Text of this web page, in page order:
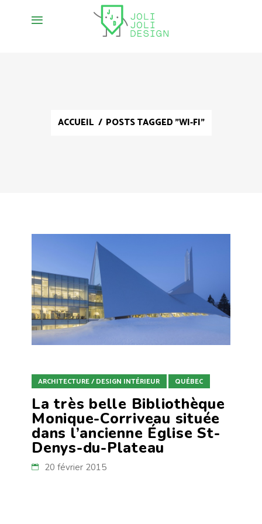
ACCUEIL / POSTS TAGGED "WI-FI"
ARCHITECTURE / DESIGN INTÉRIEUR QUÉBEC
La très belle Bibliothèque
Monique-Corriveau située
dans l’ancienne Église St-
Denys-du-Plateau
20 février 2015